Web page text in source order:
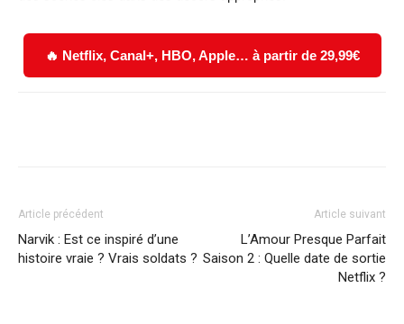
🔥 Netflix, Canal+, HBO, Apple… à partir de 29,99€
Article précédent
Narvik : Est ce inspiré d’une
histoire vraie ? Vrais soldats ?
Article suivant
L’Amour Presque Parfait
Saison 2 : Quelle date de sortie
Netflix ?